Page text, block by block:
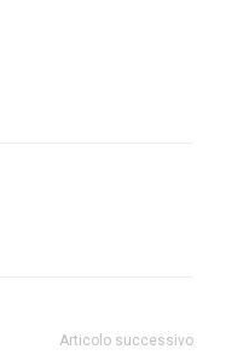
Articolo successivo